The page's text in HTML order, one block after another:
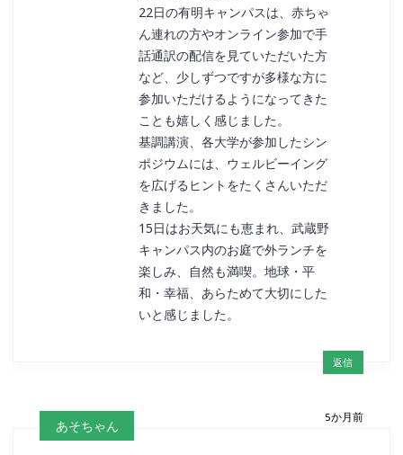
22日の有明キャンパスは、赤ちゃ
ん連れの方やオンライン参加で手
話通訳の配信を見ていただいた方
など、少しずつですが多様な方に
参加いただけるようになってきた
ことも嬉しく感じました。
基調講演、各大学が参加したシン
ポジウムには、ウェルビーイング
を広げるヒントをたくさんいただ
きました。
15日はお天気にも恵まれ、武蔵野
キャンパス内のお庭で外ランチを
楽しみ、自然も満喫。地球・平
和・幸福、あらためて大切にした
いと感じました。
返信
5か月前
あそちゃん